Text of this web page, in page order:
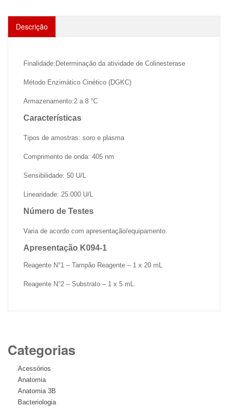
Descrição
Finalidade:Determinação da atividade de Colinesterase
Método:Enzimático Cinético (DGKC)
Armazenamento:2 a 8 °C
Características
Tipos de amostras: soro e plasma
Comprimento de onda: 405 nm
Sensibilidade: 50 U/L
Linearidade: 25.000 U/L
Número de Testes
Varia de acordo com apresentação/equipamento.
Apresentação K094-1
Reagente N°1 – Tampão Reagente – 1 x 20 mL
Reagente N°2 – Substrato – 1 x 5 mL
Categorias
Acessórios
Anatomia
Anatomia 3B
Bacteriologia